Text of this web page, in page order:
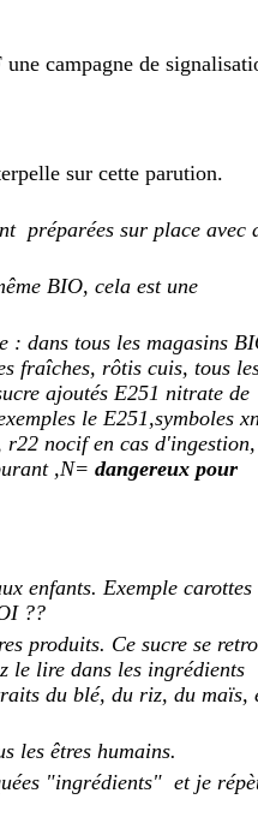
campagne de
sur cette parution.
préparées sur place avec
BIO, cela est une
: dans tous les magasins
fraîches, rôtis cuis, tous
ajoutés E251 nitrate de
le E251,symboles xn
nocif en cas d'ingestion,
,N=dangereux pour
enfants. Exemple carottes
??
produits. Ce sucre se
le lire dans les ingrédients
du blé, du riz, du maïs,
les êtres humains.
"ingrédients" et je